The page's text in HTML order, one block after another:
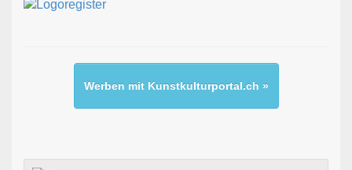
Werben mit Kunstkulturportal.ch »